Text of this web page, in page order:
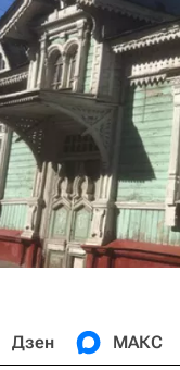
Дзен МАКС